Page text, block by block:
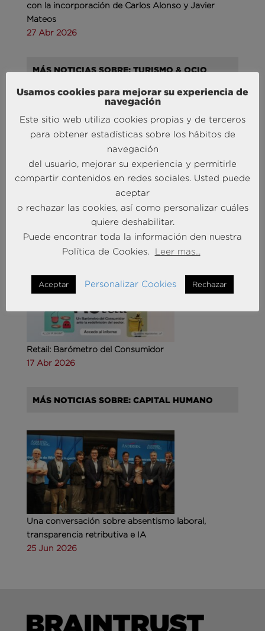
con la incorporación de Carlos Alonso y Javier
Mateos
27 Abr 2026
MÁS NOTICIAS SOBRE: TURISMO & OCIO
Agencias de viajes: del mostrador al taller de
experiencias
MÁS NOTICIAS SOBRE: CUSTOMER
Retail: Barómetro del Consumidor
17 Abr 2026
MÁS NOTICIAS SOBRE: CAPITAL HUMANO
Una conversación sobre absentismo laboral,
transparencia retributiva e IA
25 Jun 2026
Usamos cookies para mejorar su experiencia de
navegación
Este sitio web utiliza cookies propias y de terceros
para obtener estadísticas sobre los hábitos de
navegación
del usuario, mejorar su experiencia y permitirle
compartir contenidos en redes sociales. Usted puede
aceptar
o rechazar las cookies, así como personalizar cuáles
quiere deshabilitar.
Puede encontrar toda la información den nuestra
Política de Cookies.
Leer mas...
Aceptar Personalizar Cookies Rechazar